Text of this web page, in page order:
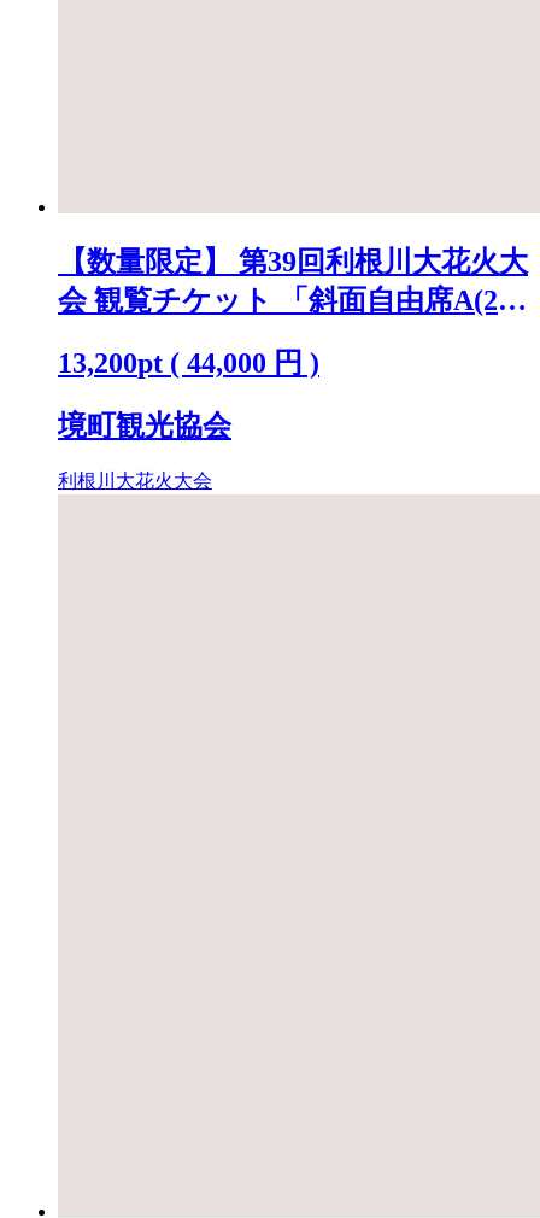
【数量限定】 第39回利根川大花火大
会 観覧チケット 「斜面自由席A(2
13,200pt ( 44,000 円 )
境町観光協会
利根川大花火大会